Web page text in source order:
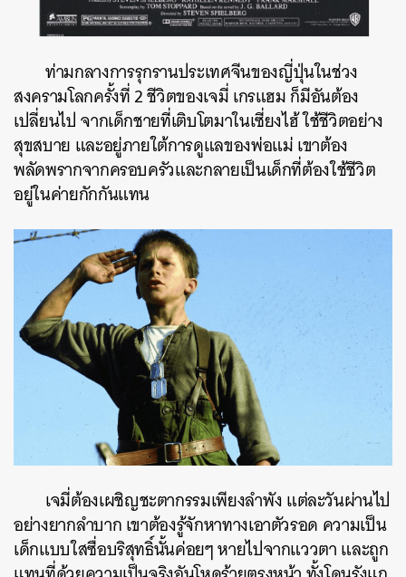
ท่ามกลางการรุกรานประเทศจีนของญี่ปุ่นในช่วง
สงครามโลกครั้งที่ 2 ชีวิตของเจมี่ เกรแฮม ก็มีอันต้อง
เปลี่ยนไป จากเด็กชายที่เติบโตมาในเซี่ยงไฮ้ ใช้ชีวิตอย่าง
สุขสบาย และอยู่ภายใต้การดูแลของพ่อแม่ เขาต้อง
พลัดพรากจากครอบครัวและกลายเป็นเด็กที่ต้องใช้ชีวิต
อยู่ในค่ายกักกันแทน
เจมี่ต้องเผชิญชะตากรรมเพียงลำพัง แต่ละวันผ่านไป
อย่างยากลำบาก เขาต้องรู้จักหาทางเอาตัวรอด ความเป็น
เด็กแบบใสซื่อบริสุทธิ์นั้นค่อยๆ หายไปจากแววตา และถูก